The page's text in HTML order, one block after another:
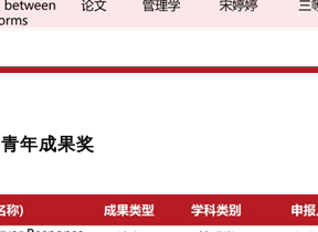
青年成果奖